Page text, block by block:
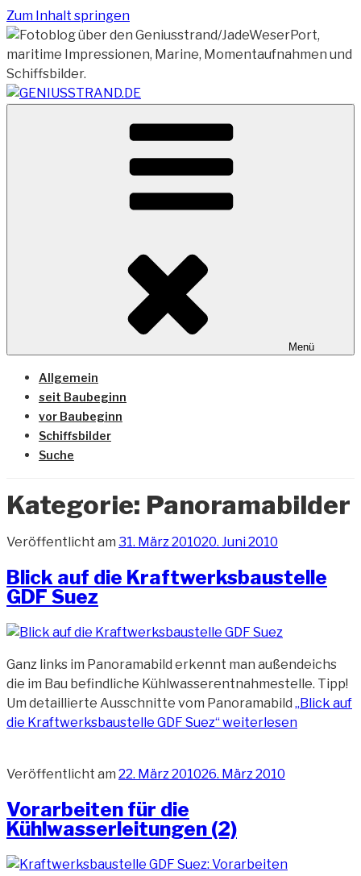
Zum Inhalt springen
GENIUSSTRAND.DE
Vom Geniusstrand zum JadeWeserPort/Container
Terminal Wilhelmshaven
Menü
Allgemein
seit Baubeginn
vor Baubeginn
Schiffsbilder
Suche
Kategorie: Panoramabilder
Veröffentlicht am 31. März 201020. Juni 2010
Blick auf die Kraftwerksbaustelle
GDF Suez
Ganz links im Panoramabild erkennt man außendeichs
die im Bau befindliche Kühlwasserentnahmestelle. Tipp!
Um detaillierte Ausschnitte vom Panoramabild „Blick auf
die Kraftwerksbaustelle GDF Suez“weiterlesen
Veröffentlicht am 22. März 201026. März 2010
Vorarbeiten für die
Kühlwasserleitungen (2)